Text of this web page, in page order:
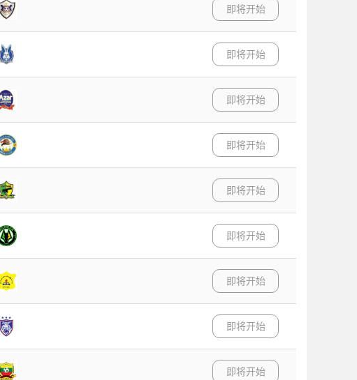
即将开始
即将开始
即将开始
即将开始
即将开始
即将开始
即将开始
即将开始
即将开始